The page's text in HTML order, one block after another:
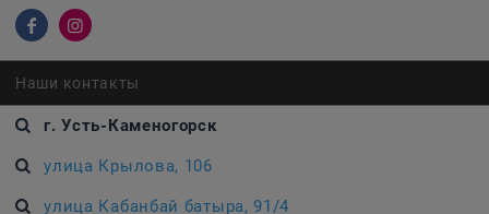
Наши контакты
г. Усть-Каменогорск
улица Крылова, 106
улица Кабанбай батыра, 91/4